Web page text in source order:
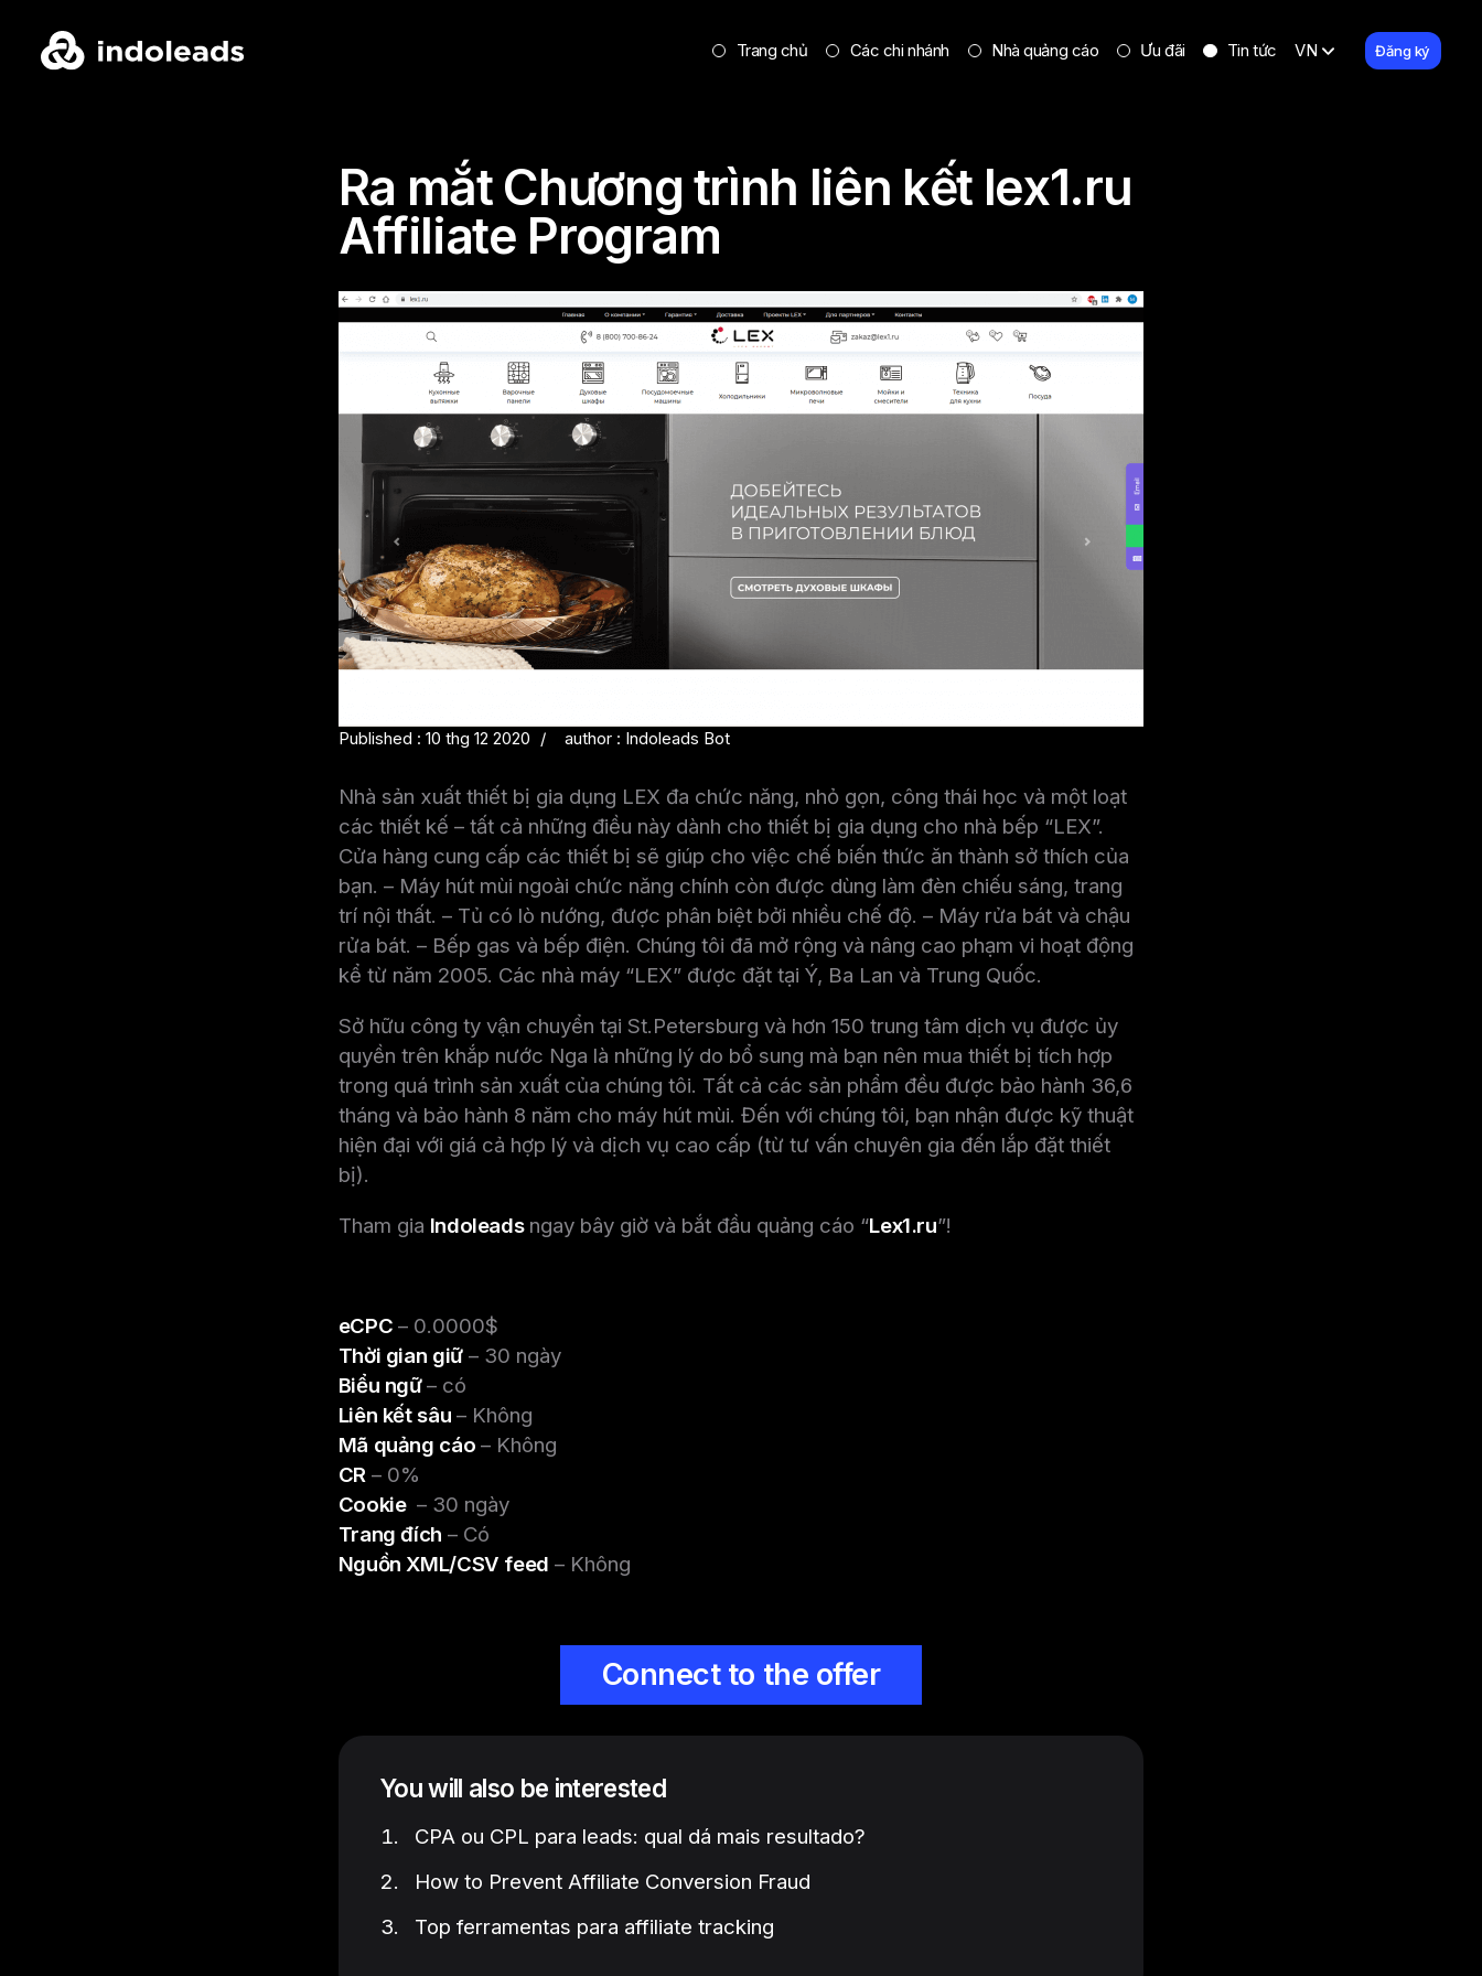
Trang chủ Các chi nhánh Nhà quảng cáo Ưu đãi Tin tức VN Đăng ký
Ra mắt Chương trình liên kết lex1.ru
Affiliate Program
Published : 10 thg 12 2020 author : Indoleads Bot
Nhà sản xuất thiết bị gia dụng LEX đa chức năng, nhỏ gọn, công thái học và một loạt
các thiết kế – tất cả những điều này dành cho thiết bị gia dụng cho nhà bếp “LEX”.
Cửa hàng cung cấp các thiết bị sẽ giúp cho việc chế biến thức ăn thành sở thích của
bạn. – Máy hút mùi ngoài chức năng chính còn được dùng làm đèn chiếu sáng, trang
trí nội thất. – Tủ có lò nướng, được phân biệt bởi nhiều chế độ. – Máy rửa bát và chậu
rửa bát. – Bếp gas và bếp điện. Chúng tôi đã mở rộng và nâng cao phạm vi hoạt động
kể từ năm 2005. Các nhà máy “LEX” được đặt tại Ý, Ba Lan và Trung Quốc.
Sở hữu công ty vận chuyển tại St.Petersburg và hơn 150 trung tâm dịch vụ được ủy
quyền trên khắp nước Nga là những lý do bổ sung mà bạn nên mua thiết bị tích hợp
trong quá trình sản xuất của chúng tôi. Tất cả các sản phẩm đều được bảo hành 36,6
tháng và bảo hành 8 năm cho máy hút mùi. Đến với chúng tôi, bạn nhận được kỹ thuật
hiện đại với giá cả hợp lý và dịch vụ cao cấp (từ tư vấn chuyên gia đến lắp đặt thiết
bị).
Tham gia Indoleadsngay bây giờ và bắt đầu quảng cáo “Lex1.ru”!
eCPC – 0.0000$
Thời gian giữ– 30 ngày
Biểu ngữ– có
Liên kết sâu – Không
Mã quảng cáo – Không
CR – 0%
Cookie – 30 ngày
Trang đích – Có
Nguồn XML/CSV feed – Không
Connect to the offer
You will also be interested
CPA ou CPL para leads: qual dá mais resultado?
How to Prevent Affiliate Conversion Fraud
Top ferramentas para affiliate tracking